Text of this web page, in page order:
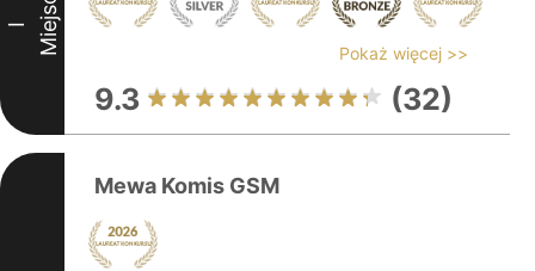
I Miejsce Pokaż więcej >>
9.3 (32)
Mewa Komis GSM